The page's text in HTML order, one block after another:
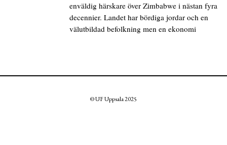
enväldig härskare över Zimbabwe i nästan fyra
decennier. Landet har bördiga jordar och en
välutbildad befolkning men en ekonomi
© UF Uppsala 2025